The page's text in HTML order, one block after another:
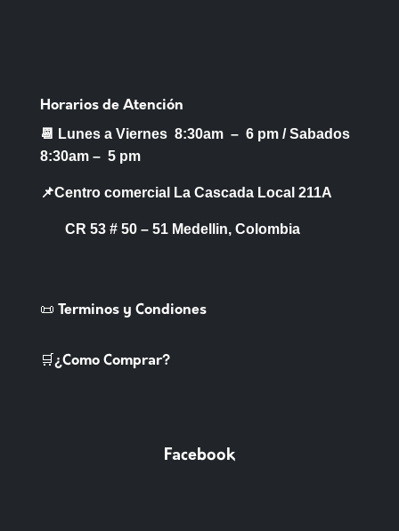
Horarios de Atención
📆 Lunes a Viernes 8:30am – 6 pm /Sabados
8:30am – 5 pm
📌Centro comercial La Cascada Local 211A
CR 53 # 50 – 51 Medellin, Colombia
📜 Terminos y Condiones
🛒¿Como Comprar?
Facebook